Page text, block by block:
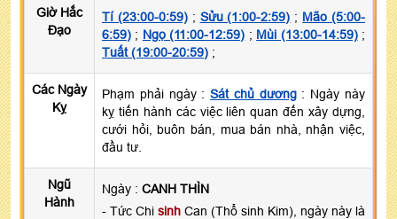
Giờ Hắc
Đạo
Tí (23:00-0:59); Sửu (1:00-2:59) ; Mão (5:00-
6:59) ; Ngọ (11:00-12:59) ; Mùi (13:00-14:59);
Tuất (19:00-20:59) ;
Các Ngày
Kỵ
Phạm phải ngày : Sát chủ dương: Ngày này
kỵ tiến hành các việc liên quan đến xây dựng,
cưới hỏi, buôn bán, mua bán nhà, nhận việc,
đầu tư.
Ngũ
Hành
Ngày : CANH THÌN
- Tức Chi sinh Can (Thổ sinh Kim), ngày này là